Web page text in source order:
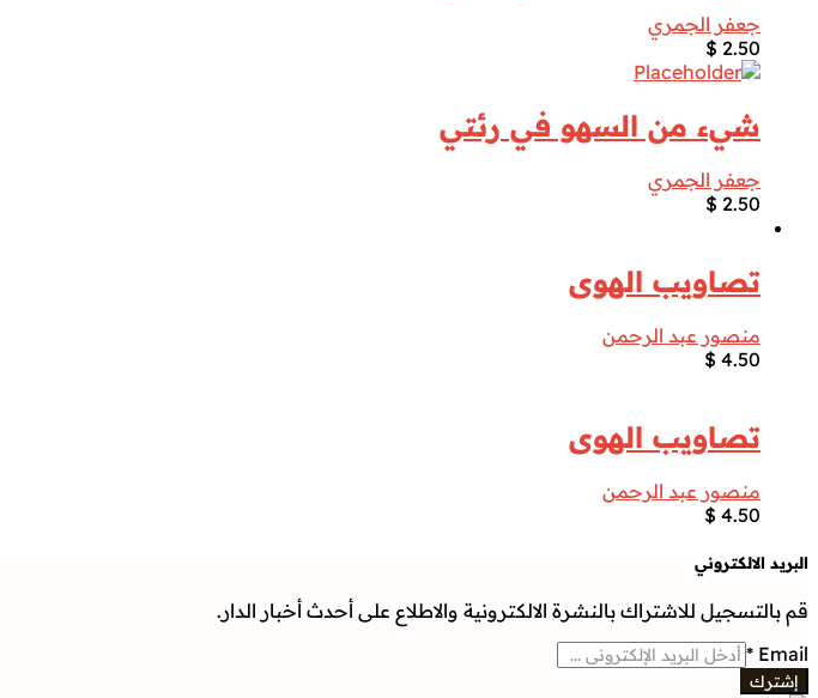
جعفر الجمري
$ 2.50
شيء من السهو في رئتي
جعفر الجمري
$ 2.50
تصاويب الهوى
منصور عبد الرحمن
$ 4.50
تصاويب الهوى
منصور عبد الرحمن
$ 4.50
البريد الالكتروني
قم بالتسجيل للاشتراك بالنشرة الالكترونية والاطلاع على أحدث أخبار الدار.
Email
*
إشترك